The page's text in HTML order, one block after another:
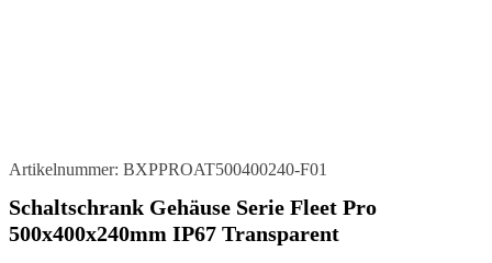
Artikelnummer: BXPPROAT500400240-F01
Schaltschrank Gehäuse Serie Fleet Pro
500x400x240mm IP67 Transparent